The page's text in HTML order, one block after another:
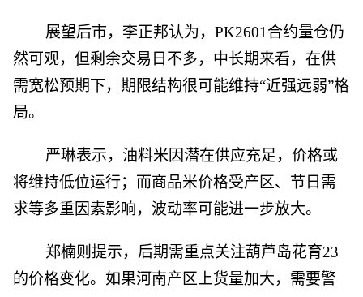
展望后市，李正邦认为，PK2601合约量仓仍
然可观，但剩余交易日不多，中长期来看，在供
需宽松预期下，期限结构很可能维持“近强远弱”格
局。
严琳表示，油料米因潜在供应充足，价格或
将维持低位运行；而商品米价格受产区、节日需
求等多重因素影响，波动率可能进一步放大。
郑楠则提示，后期需重点关注葫芦岛花育23
的价格变化。如果河南产区上货量加大，需要警